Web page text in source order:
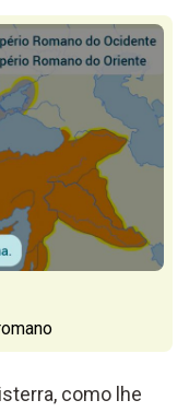
como lhe